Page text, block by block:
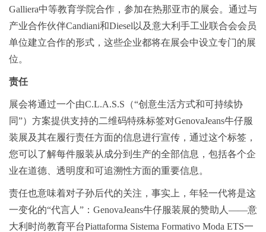
Galliera中等教育学院合作，参加在热那亚市的展会。通过与
产业合作伙伴Candiani和Diesel以及意大利手工业联合会会员
单位建立合作的形式，这些企业都将在展会中设立专门的展
位。
责任
展会将通过一个由C.L.A.S.S（“创意生活方式和可持续协
同”）方案提供支持的二维码特殊标签对GenovaJeans牛仔服
装展及其在履行责任方面的信息进行宣传，通过这个标签，
您可以了解每件服装从成分到生产的全部信息，包括各个企
业在道德、透明度和可追溯性方面的重要信息。
责任也意味着对子孙后代的关注，事实上，年轻一代将是这
一变化的“代言人”：GenovaJeans牛仔服装展的赞助人——意
大利时尚教育平台Piattaforma Sistema Formativo Moda ETS一